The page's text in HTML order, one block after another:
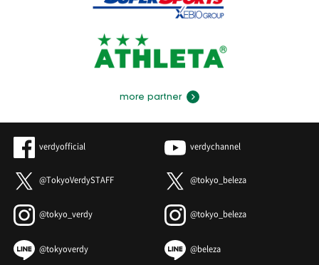
more partner
verdyofficial verdychannel
@TokyoVerdySTAFF @tokyo_beleza
@tokyo_verdy @tokyo_beleza
@tokyoverdy @beleza